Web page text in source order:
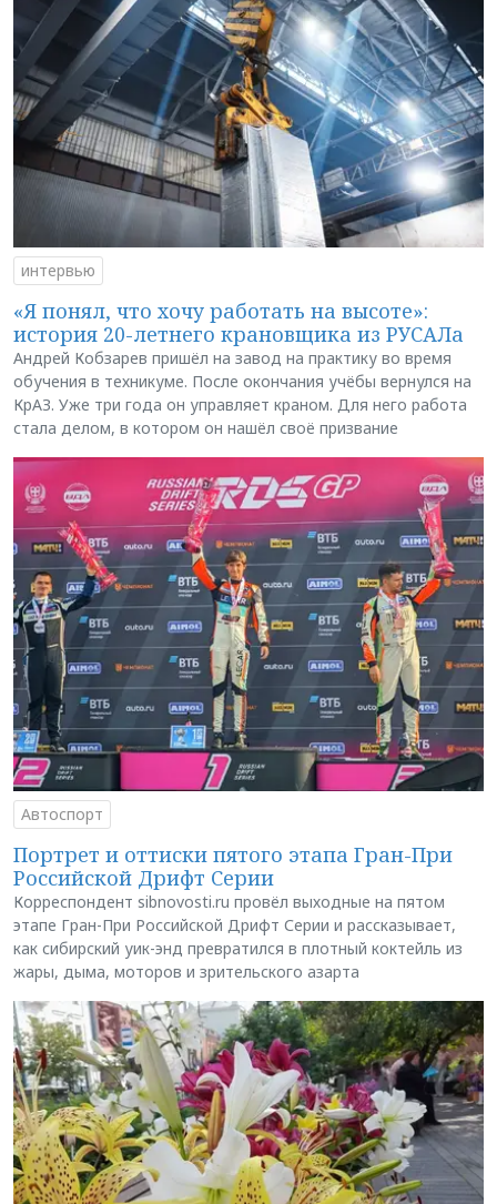
интервью
«Я понял, что хочу работать на высоте»:
история 20-летнего крановщика из РУСАЛа
Андрей Кобзарев пришёл на завод на практику во время
обучения в техникуме. После окончания учёбы вернулся на
КрАЗ. Уже три года он управляет краном. Для него работа
стала делом, в котором он нашёл своё призвание
Автоспорт
Портрет и оттиски пятого этапа Гран-При
Российской Дрифт Серии
Корреспондент sibnovosti.ru провёл выходные на пятом
этапе Гран-При Российской Дрифт Серии и рассказывает,
как сибирский уик-энд превратился в плотный коктейль из
жары, дыма, моторов и зрительского азарта